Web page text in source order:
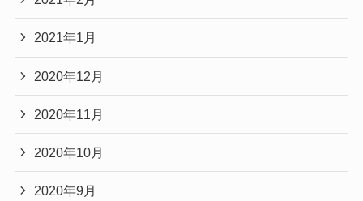
2021年1月
2020年12月
2020年11月
2020年10月
2020年9月